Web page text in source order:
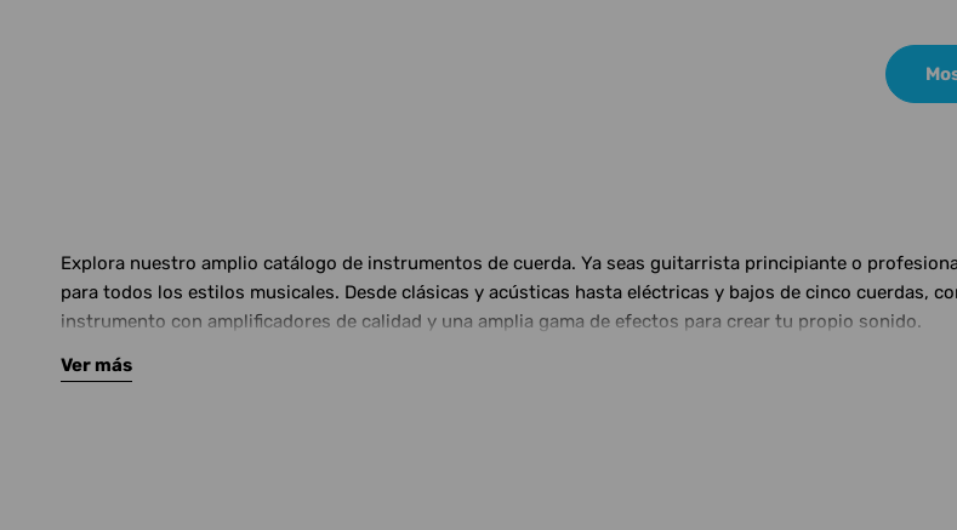
Explora nuestro amplio catálogo de instrumentos de cuerda. Ya seas guitarrista principiante o
para todos los estilos musicales. Desde clásicas y acústicas hasta eléctricas y bajos de cinco cuerdas,
instrumento con amplificadores de calidad y una amplia gama de efectos para crear tu propio sonido.
Ver más